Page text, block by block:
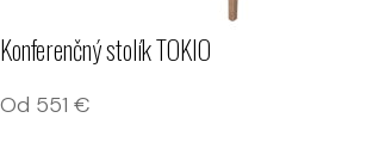
Konferenčný stolík TOKIO
Od 551 €